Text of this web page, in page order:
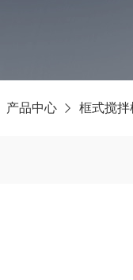
产品中心 框式搅拌